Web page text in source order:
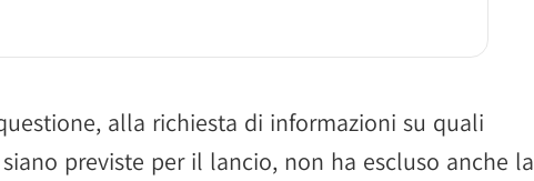
alla richiesta di informazioni su quali
previste per il lancio, non ha escluso anche la